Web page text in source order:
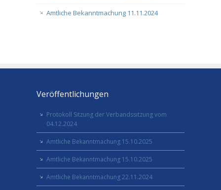
Amtliche Bekanntmachung 11.11.2024
Veröffentlichungen
Protokoll Sitzung der Verbandssitzung vom
04.12.2024
Amtliche Bekanntmachung 15.10.2025
Amtliche Bekanntmachung 15.10.2025
Amtliche Bekanntmachung 22.11.2024